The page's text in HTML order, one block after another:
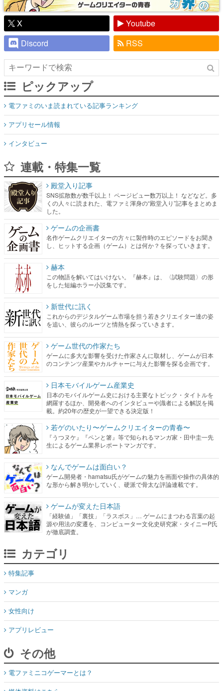
X
Youtube
Discord
RSS
ピックアップ
電ファミのいま読まれている記事ランキング
アプリセール情報
インタビュー
連載・特集一覧
殿堂入り記事
SNS拡散数が数千以上！ ページビュー数万以上！ などなど。多
くの人々に読まれた、電ファミ渾身の“殿堂入り”記事をまとめま
した。
ゲームの企画書
名作ゲームクリエイターの方々に製作時のエピソードをお聞き
し、ヒットする企画（ゲーム）とは何か？を探っていきます。
赫本
この物語を解いてはいけない。『赫本』は、〈試験問題〉の形
をした短編ホラー小説集です。
新世代に訊く
これからのデジタルゲーム市場を担う若きクリエイター達の姿
を追い、彼らのルーツと情熱を探っていきます。
ゲーム世代の作家たち
ゲームに多大な影響を受けた作家さんに取材し、ゲームが日本
のコンテンツ産業やカルチャーに与えた影響を探る企画です。
日本モバイルゲーム産業史
日本のモバイルゲーム史における主要なトピック・タイトルを
網羅するほか、開発者へのインタビューや識者による解説を掲
載。約20年の歴史が一望できる決定版！
若ゲのいたり〜ゲームクリエイターの青春〜
『うつヌケ』『ペンと箸』等で知られるマンガ家・田中圭一先
生によるゲーム業界レポートマンガです。
なんでゲームは面白い？
ゲーム開発者・hamatsu氏がゲームの魅力を画面や操作の具体的
な形から解き明かしていく、硬派で骨太な評論連載です。
ゲームが変えた日本語
「経験値」「裏技」「ラスボス」… ゲームにまつわる言葉の起
源や用法の変遷を、コンピューター文化史研究家・タイニーP氏
が徹底調査。
カテゴリ
特集記事
マンガ
女性向け
アプリレビュー
その他
電ファミニコゲーマーとは？